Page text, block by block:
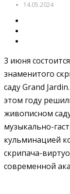
14.05.2024
3 июня
знаменитого
саду Grand
этом году
живописном
музыкально-
кульминацией
скрипача-
современной